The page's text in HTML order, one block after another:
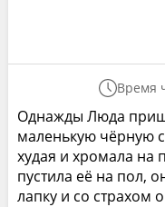
Время
Однажды Люда
маленькую чёрную
худая и хромала на
пустила её на пол,
лапку и со страхом